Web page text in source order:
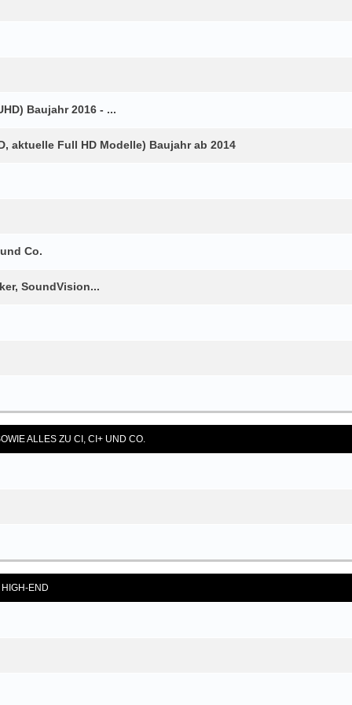
Baujahr 2016 - ...
aktuelle Full HD Modelle) Baujahr ab 2014
Co.
SoundVision...
ALLES ZU CI, CI+ UND CO.
HIGH-END